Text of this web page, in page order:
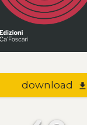
download file_download